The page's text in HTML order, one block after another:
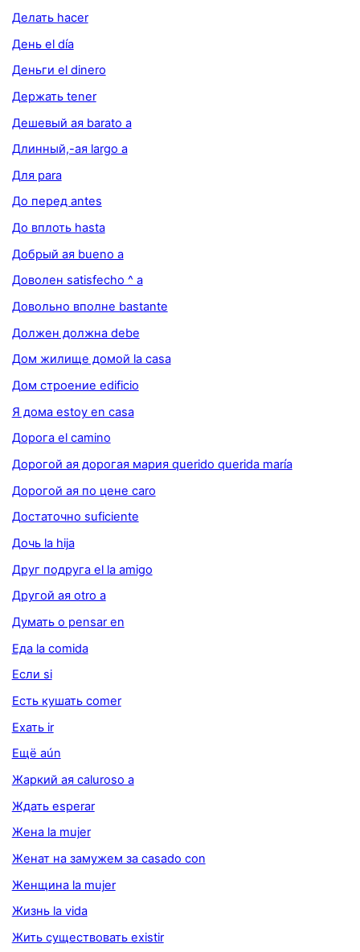
Делать hacer
День el día
Деньги el dinero
Держать tener
Дешевый ая barato a
Длинный,-ая largo a
Для para
До перед antes
До вплоть hasta
Добрый ая bueno a
Доволен satisfecho ^ a
Довольно вполне bastante
Должен должна debe
Дом жилище домой la casa
Дом строение edificio
Я дома estoy en casa
Дорога el camino
Дорогой ая дорогая мария querido querida maría
Дорогой ая по цене caro
Достаточно suficiente
Дочь la hija
Друг подруга el la amigo
Другой ая otro a
Думать о pensar en
Еда la comida
Если si
Есть кушать comer
Ехать ir
Ещё aún
Жаркий ая caluroso a
Ждать esperar
Жена la mujer
Женат на замужем за casado con
Женщина la mujer
Жизнь la vida
Жить существовать existir